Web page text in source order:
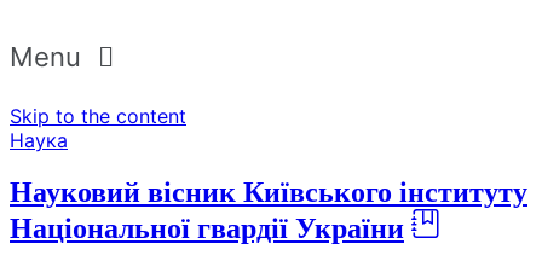
Menu
Skip to the content
Наука
Науковий вісник Київського інституту
Національної гвардії України